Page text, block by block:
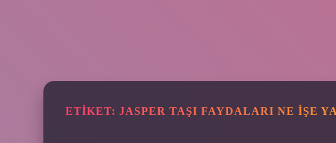
ETIKET: JASPER TAŞI FAYDALARI NE IŞE